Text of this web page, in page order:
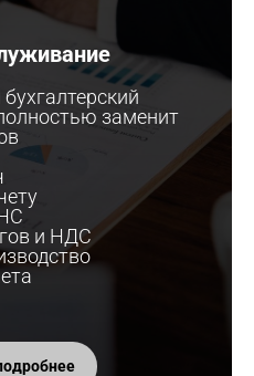
заменит
и НДС